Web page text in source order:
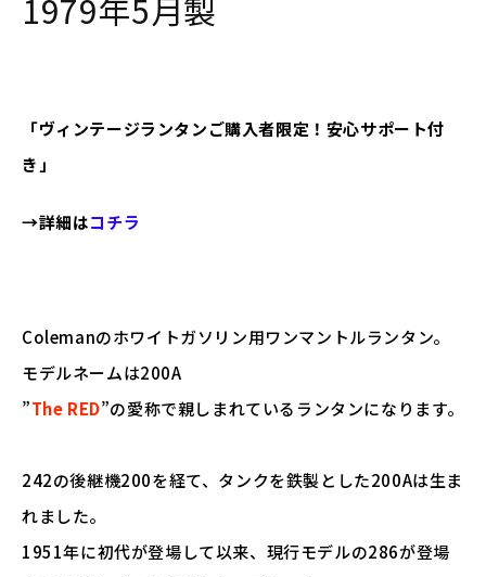
1979年5月製
「ヴィンテージランタンご購入者限定！安心サポート付
き」
→詳細はコチラ
Colemanのホワイトガソリン用ワンマントルランタン。
モデルネームは200A
”The RED”の愛称で親しまれているランタンになります。
242の後継機200を経て、タンクを鉄製とした200Aは生ま
れました。
1951年に初代が登場して以来、現行モデルの286が登場